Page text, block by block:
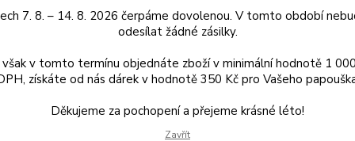
na zabrušování i hraní s M
7. 8. – 14. 8. 2026 čerpáme dovolenou. V tomto období
odesílat žádné zásilky.
však v tomto termínu objednáte zboží v minimální hodnotě 1
získáte od nás dárek v hodnotě 350 Kč pro Vašeho
Děkujeme za pochopení a přejeme krásné léto!
Zavřít